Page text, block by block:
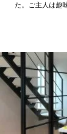
た。ご主人は趣